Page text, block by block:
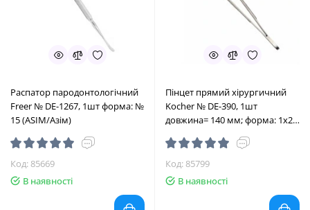
Распатор пародонтологічний
Freer № DE-1267, 1шт форма: №
15 (ASIM/Азім)
Код: 85669
В наявності
Пінцет прямий хірургичний
Kocher № DE-390, 1шт
довжина= 140 мм; форма: 1х2
Код: 85799
В наявності